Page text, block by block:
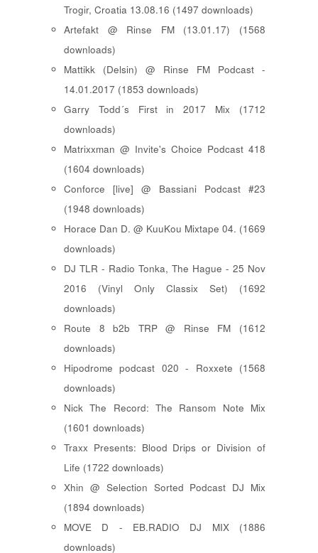
Trogir, Croatia 13.08.16 (1497 downloads)
Artefakt @ Rinse FM (13.01.17) (1568
downloads)
Mattikk (Delsin) @ Rinse FM Podcast -
14.01.2017 (1853 downloads)
Garry Todd´s First in 2017 Mix (1712
downloads)
Matrixxman @ Invite's Choice Podcast 418
(1604 downloads)
Conforce [live] @ Bassiani Podcast #23
(1948 downloads)
Horace Dan D. @ KuuKou Mixtape 04. (1669
downloads)
DJ TLR - Radio Tonka, The Hague - 25 Nov
2016 (Vinyl Only Classix Set) (1692
downloads)
Route 8 b2b TRP @ Rinse FM (1612
downloads)
Hipodrome podcast 020 - Roxxete (1568
downloads)
Nick The Record: The Ransom Note Mix
(1601 downloads)
Traxx Presents: Blood Drips or Division of
Life (1722 downloads)
Xhin @ Selection Sorted Podcast DJ Mix
(1894 downloads)
MOVE D - EB.RADIO DJ MIX (1886
downloads)